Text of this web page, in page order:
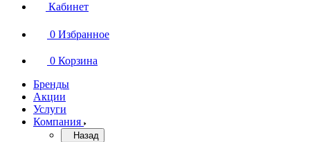
Кабинет
0 Избранное
0 Корзина
Бренды
Акции
Услуги
Компания
Назад